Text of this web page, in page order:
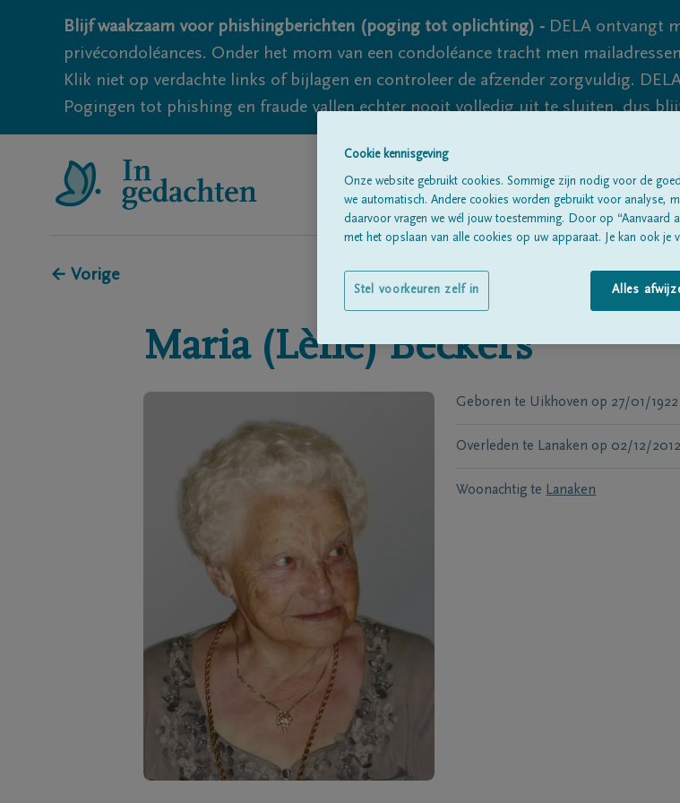
Blijf waakzaam voor phishingberichten (poging tot oplichting) - DELA ontvangt
privécondoléances. Onder het mom van een condoléance tracht men
Klik niet op verdachte links of bijlagen en controleer de afzender zorgvuldig.
Pogingen tot phishing en fraude vallen echter nooit volledig uit te sluiten, dus
Alle
← Vorige
Maria (Lène) Beckers
Geboren te Uikhoven op 27/01/1922
Overleden te Lanaken op 02/12/2012
Woonachtig te Lanaken
Cookie kennisgeving
Onze website gebruikt cookies. Sommige zijn nodig voor de
we automatisch. Andere cookies worden gebruikt voor analyse,
daarvoor vragen we wél jouw toestemming. Door op “Aanvaard
met het opslaan van alle cookies op uw apparaat. Je kan ook je
Alles
Stel voorkeuren zelf in